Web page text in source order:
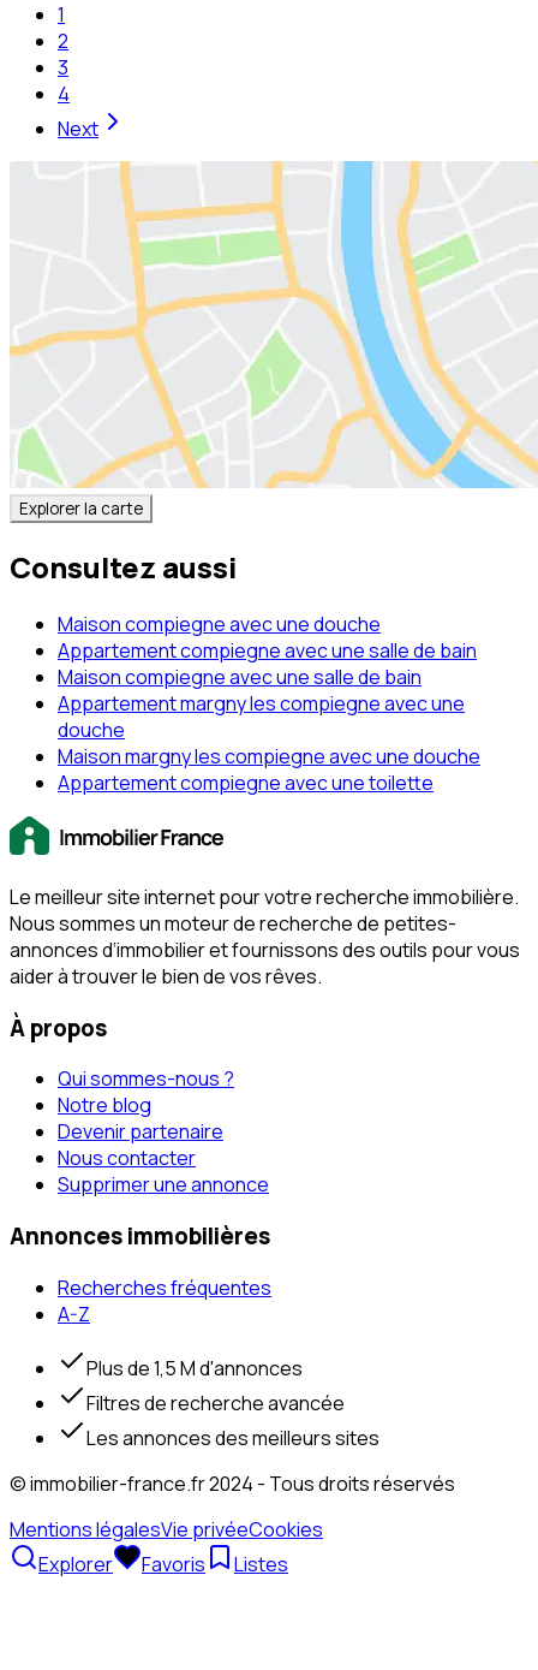
1
2
3
4
Next
Explorer la carte
Consultez aussi
Maison compiegne avec une douche
Appartement compiegne avec une salle de bain
Maison compiegne avec une salle de bain
Appartement margny les compiegne avec une
douche
Maison margny les compiegne avec une douche
Appartement compiegne avec une toilette
Le meilleur site internet pour votre recherche immobilière.
Nous sommes un moteur de recherche de petites-
annonces d‘immobilier et fournissons des outils pour vous
aider à trouver le bien de vos rêves.
À propos
Qui sommes-nous ?
Notre blog
Devenir partenaire
Nous contacter
Supprimer une annonce
Annonces immobilières
Recherches fréquentes
A-Z
Plus de 1,5 M d'annonces
Filtres de recherche avancée
Les annonces des meilleurs sites
© immobilier-france.fr 2024 - Tous droits réservés
Mentions légalesVie privéeCookies
Explorer
Favoris Listes